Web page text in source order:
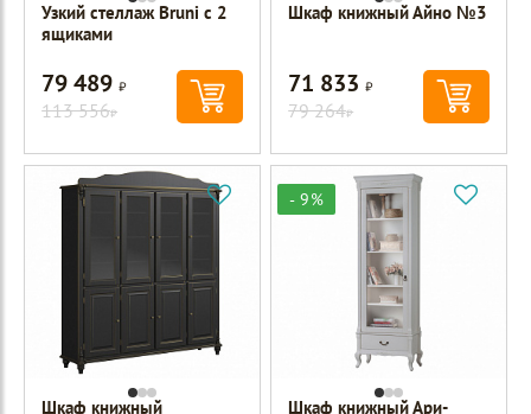
Узкий стеллаж Bruni с 2
ящиками
79 489Р
113 556Р
Шкаф книжный Айно №3
71 833Р
79 264Р
Шкаф книжный
- 9%
Шкаф книжный Ари-